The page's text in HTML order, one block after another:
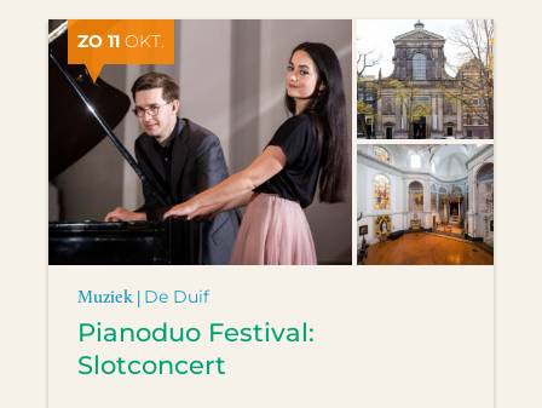
ZO 11 OKT.
Muziek | De Duif
Pianoduo Festival:
Slotconcert